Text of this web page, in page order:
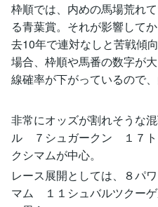
枠順では、内めの馬場荒れ
る青葉賞。それが影響して
去10年で連対なしと苦戦傾
場合、枠順や馬番の数字が
線確率が下がっているので
非常にオッズが割れそうな
ル ７シュガークン １７
クシマムが中心。
レース展開としては、８パ
マム １１シュバルツクー